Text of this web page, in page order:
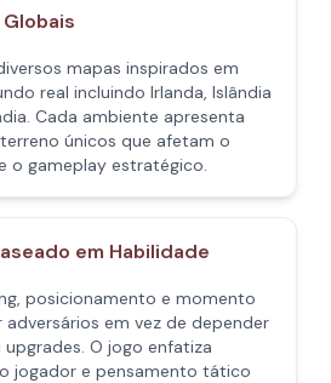
mapas inspirados em
real incluindo Irlanda, Islândia
Cada ambiente apresenta
únicos que afetam o
o gameplay estratégico.
em Habilidade
posicionamento e momento
adversários em vez de depender
O jogo enfatiza
jogador e pensamento tático